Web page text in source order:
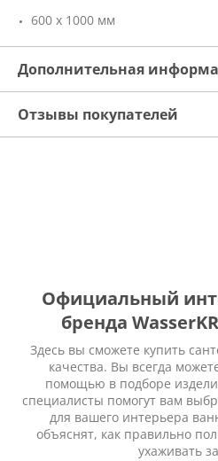
600 х 1000 мм
Дополнительная
Отзывы покупателей
Официальный
бренда
Здесь вы сможете купить
качества. Вы всегда
помощью в подборе
специалисты помогут вам
для вашего интерьера
объяснят, как правильно
ухаживать